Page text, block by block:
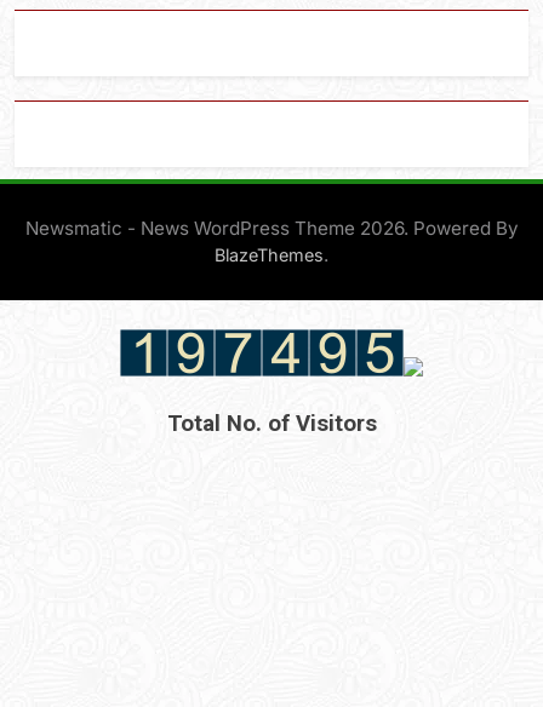
Newsmatic - News WordPress Theme 2026. Powered By
BlazeThemes.
Total No. of Visitors